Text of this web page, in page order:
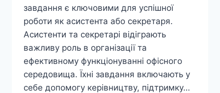
завдання є ключовими для успішної
роботи як асистента або секретаря.
Асистенти та секретарі відіграють
важливу роль в організації та
ефективному функціонуванні офісного
середовища. Їхні завдання включають у
себе допомогу керівництву, підтримку…